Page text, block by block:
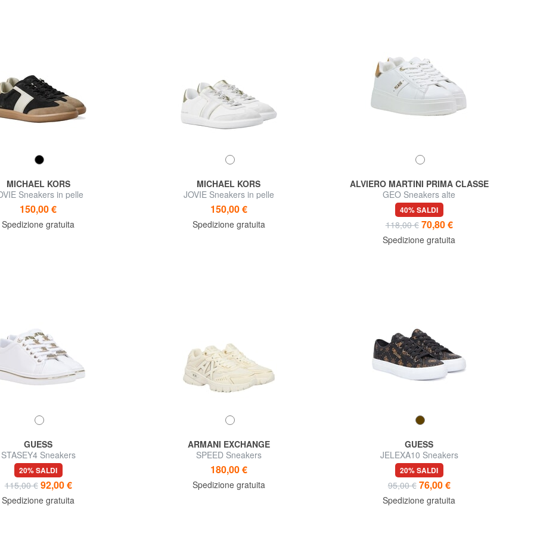
MICHAEL KORS
Sneakers in pelle
150,00 €
Spedizione gratuita
MICHAEL KORS
JOVIE Sneakers in pelle
150,00 €
Spedizione gratuita
ALVIERO MARTINI PRIMA CLASSE
GEO Sneakers alte
40% SALDI
118,00 € 70,80 €
Spedizione gratuita
GUESS
STASEY4 Sneakers
20% SALDI
115,00 € 92,00 €
Spedizione gratuita
ARMANI EXCHANGE
SPEED Sneakers
180,00 €
Spedizione gratuita
GUESS
JELEXA10 Sneakers
20% SALDI
95,00 € 76,00 €
Spedizione gratuita